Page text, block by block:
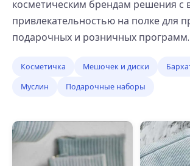
косметическим брендам решения с
привлекательностью на полке для
подарочных и розничных программ.
Косметичка Мешочек и диски
Муслин
Подарочные наборы